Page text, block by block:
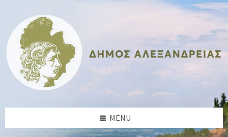
content
sidebar
sidebar
footer
MENU